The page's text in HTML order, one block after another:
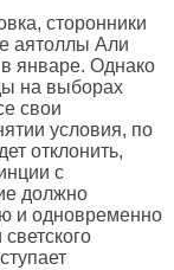
сторонники
аятоллы Али
январе. Однако
на выборах
свои
условия, по
отклонить,
с
должно
и одновременно